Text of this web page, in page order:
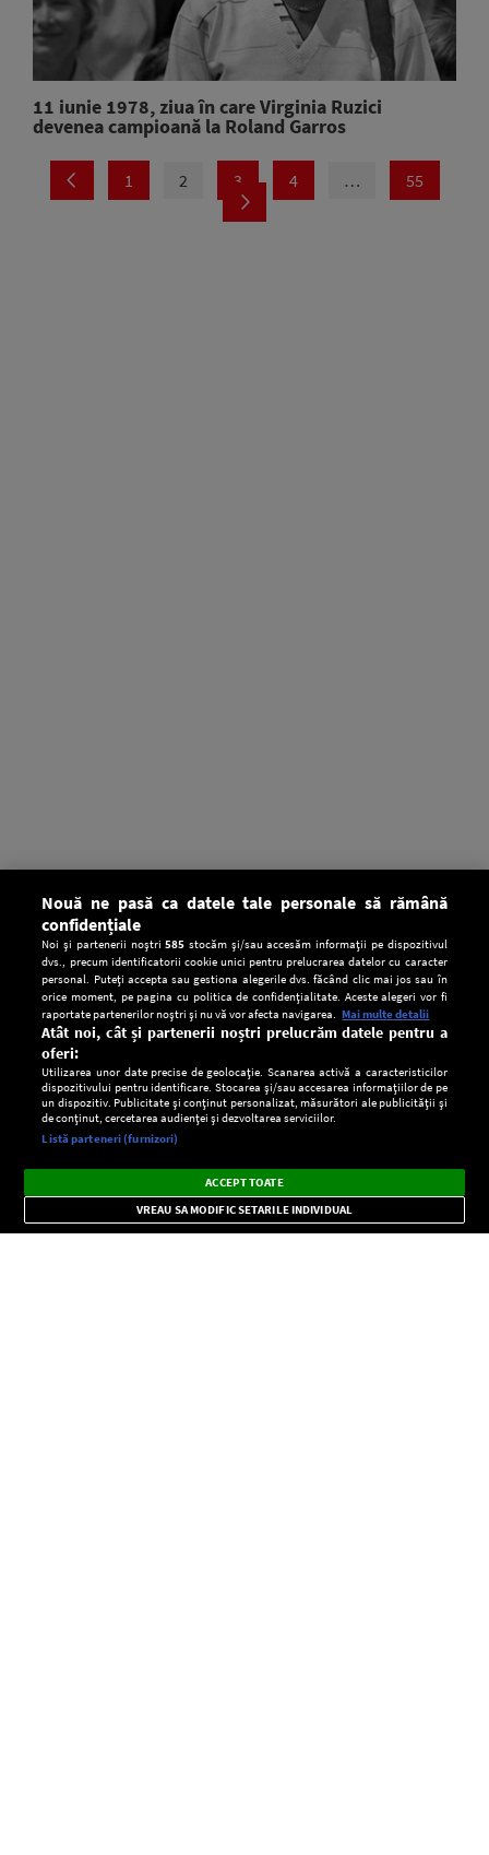
CONFIDENŢIALITATE
11 iunie 1978, ziua în care Virginia Ruzici
devenea campioană la Roland Garros
1 2 3 4 … 55
Setări:
Dark
Mode
Radio live, podcasturi, știri și alerte
importante.
×
Nouă ne pasă ca datele tale personale să rămână
confidențiale
Noi și partenerii noștri585 stocăm și/sau accesăm informații pe dispozitivul
dvs., precum identificatorii cookie unici pentru prelucrarea datelor cu caracter
personal. Puteți accepta sau gestiona alegerile dvs. făcând clic mai jos sau în
orice moment, pe pagina cu politica de confidențialitate. Aceste alegeri vor fi
raportate partenerilor noștri și nu vă vor afecta navigarea. Mai multe detalii
Atât noi, cât și partenerii noștri prelucrăm datele pentru a
oferi:
Utilizarea unor date precise de geolocație. Scanarea activă a caracteristicilor
dispozitivului pentru identificare. Stocarea și/sau accesarea informațiilor de pe
un dispozitiv. Publicitate și conținut personalizat, măsurători ale publicității și
de conținut, cercetarea audienței și dezvoltarea serviciilor.
Listă parteneri (furnizori)
ACCEPT TOATE
VREAU SA MODIFIC SETARILE INDIVIDUAL